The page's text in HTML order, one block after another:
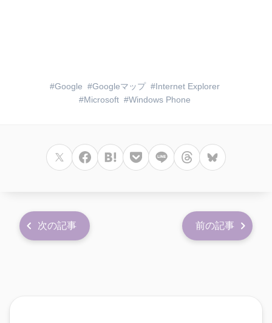
Google Googleマップ
Internet Explorer
Microsoft
Windows Phone
次の記事 前の記事